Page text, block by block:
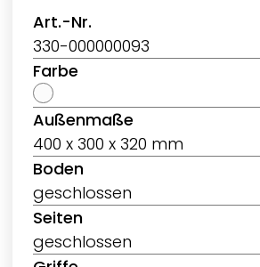
Art.-Nr.
330-000000093
Farbe
Außenmaße
400 x 300 x 320 mm
Boden
geschlossen
Seiten
geschlossen